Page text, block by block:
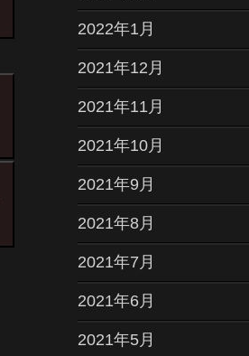
2022年1月
2021年12月
2021年11月
2021年10月
2021年9月
2021年8月
2021年7月
2021年6月
2021年5月